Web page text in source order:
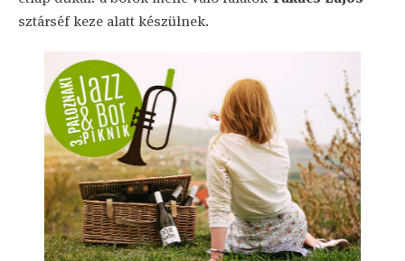
sztárséf keze alatt készülnek.